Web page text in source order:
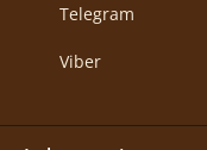
Telegram
Viber